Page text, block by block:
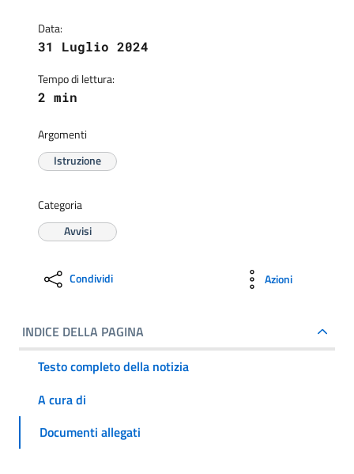
Data:
31 Luglio 2024
Tempo di lettura:
2 min
Argomenti
Istruzione
Categoria
Avvisi
Condividi Azioni
INDICE DELLA PAGINA
Testo completo della notizia
A cura di
Documenti allegati